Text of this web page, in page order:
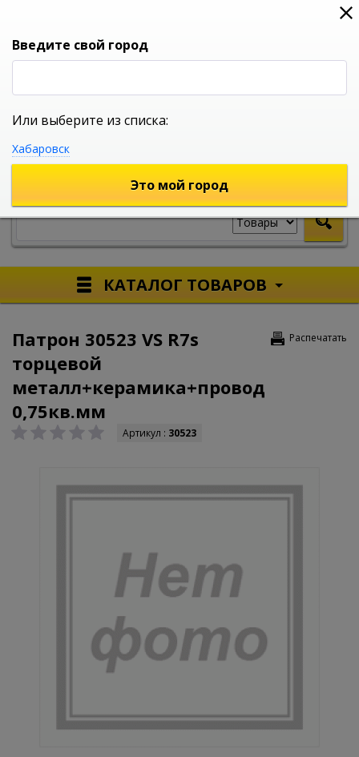
0
УНИВЕРСАЛЬНЫЙ ИНТЕРНЕТ МАГАЗИН
КАТАЛОГ ТОВАРОВ
Распечатать
Патрон 30523 VS R7s
торцевой
металл+керамика+провод
0,75кв.мм
Артикул : 30523
Введите свой город
Или выберите из списка:
Хабаровск
Это мой город